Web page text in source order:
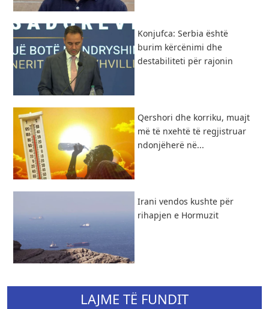
Konjufca: Serbia është
burim kërcënimi dhe
destabiliteti për rajonin
Qershori dhe korriku, muajt
më të nxehtë të regjistruar
ndonjëherë në...
Irani vendos kushte për
rihapjen e Hormuzit
LAJME TË FUNDIT